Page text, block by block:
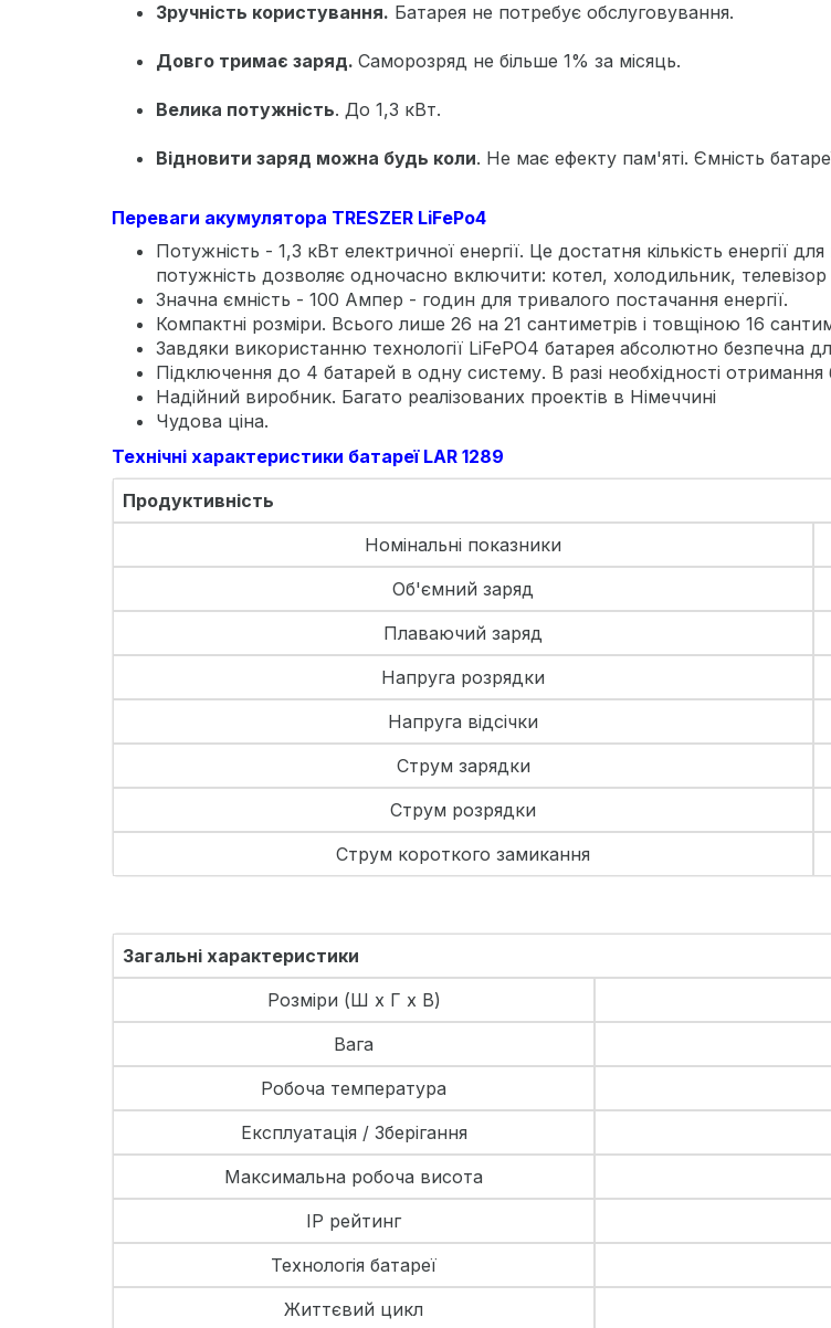
Зручність користування. Батарея не потребує обслуговування.
Довго тримає заряд.Саморозряд не більше 1% за місяць.
Велика потужність. До 1,3 кВт.
Відновити заряд можна будь коли. Не має ефекту пам'яті. Ємність
Переваги акумулятора TRESZER LiFePo4
Потужність - 1,3 кВт електричної енергії. Це достатня кількість енергії
потужність дозволяє одночасно включити: котел, холодильник,
Значна ємність - 100 Ампер - годин для тривалого постачання енергії.
Компактні розміри. Всього лише 26 на 21 сантиметрів і товщіною 16
Завдяки використанню технології LiFePO4 батарея абсолютно безпечна
Підключення до 4 батарей в одну систему. В разі необхідності
Надійний виробник. Багато реалізованих проектів в Німеччині
Чудова ціна.
Технічні характеристики батареї LAR 1289
Продуктивність
Номінальні показники
Об'ємний заряд
Плаваючий заряд
Напруга розрядки
Напруга відсічки
Струм зарядки
Струм розрядки
Струм короткого замикання
Загальні характеристики
Розміри (Ш х Г х В)
Вага
Робоча температура
Експлуатація / Зберігання
Максимальна робоча висота
IP рейтинг
Технологія батареї
Життєвий цикл